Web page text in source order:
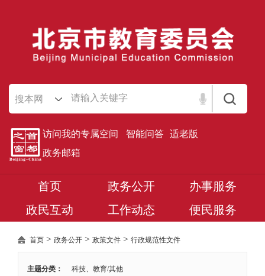
搜本网
访问我的专属空间 智能问答 适老版
政务邮箱
首页 政务公开
办事服务
政民互动
工作动态 便民服务
首页 > 政务公开 > 政策文件 > 行政规范性文件
主题分类：
科技、教育/其他